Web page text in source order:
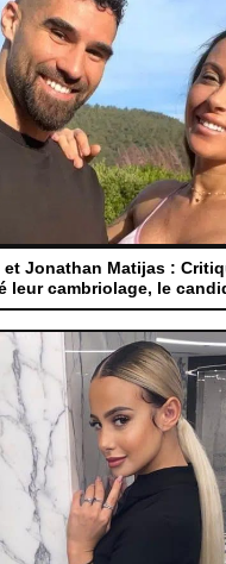
et Jonathan Matijas :
leur cambriolage, le